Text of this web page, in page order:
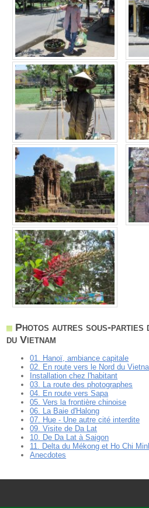
Photos autres sous-parties
du Vietnam
01. Hanoï, ambiance capitale
02. En route vers le Nord du
Installation chez l'habitant
03. La route des photographes
04. En route vers Sapa
05. Vers la frontière chinoise
06. La Baie d'Halong
07. Hue - Une autre cité interdite
09. Visite de Da Lat
10. De Da Lat à Saigon
11. Delta du Mékong et Ho Chi
Anecdotes